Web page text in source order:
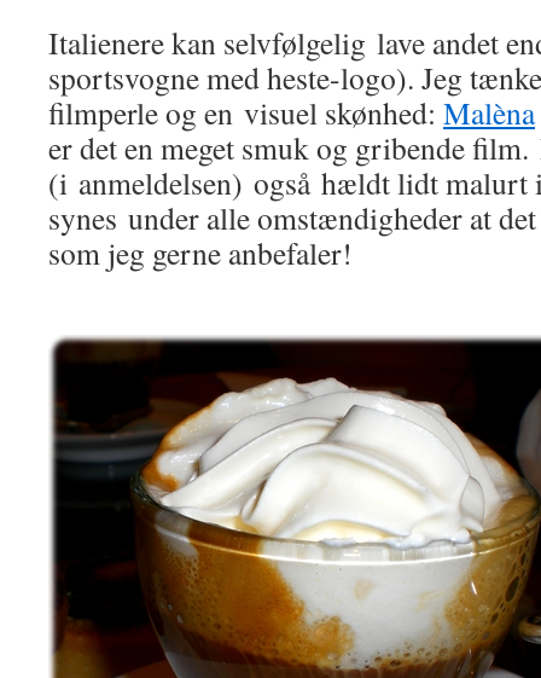
Italienere kan selvfølgelig lave andet
sportsvogne med heste-logo). Jeg
filmperle og en visuel skønhed: Malèna
er det en meget smuk og gribende
(i anmeldelsen) også hældt lidt malurt
synes under alle omstændigheder at
som jeg gerne anbefaler!